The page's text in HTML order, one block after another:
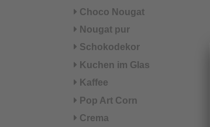
Choco Nougat
Nougat pur
Schokodekor
Kuchen im Glas
Kaffee
Pop Art Corn
Crema